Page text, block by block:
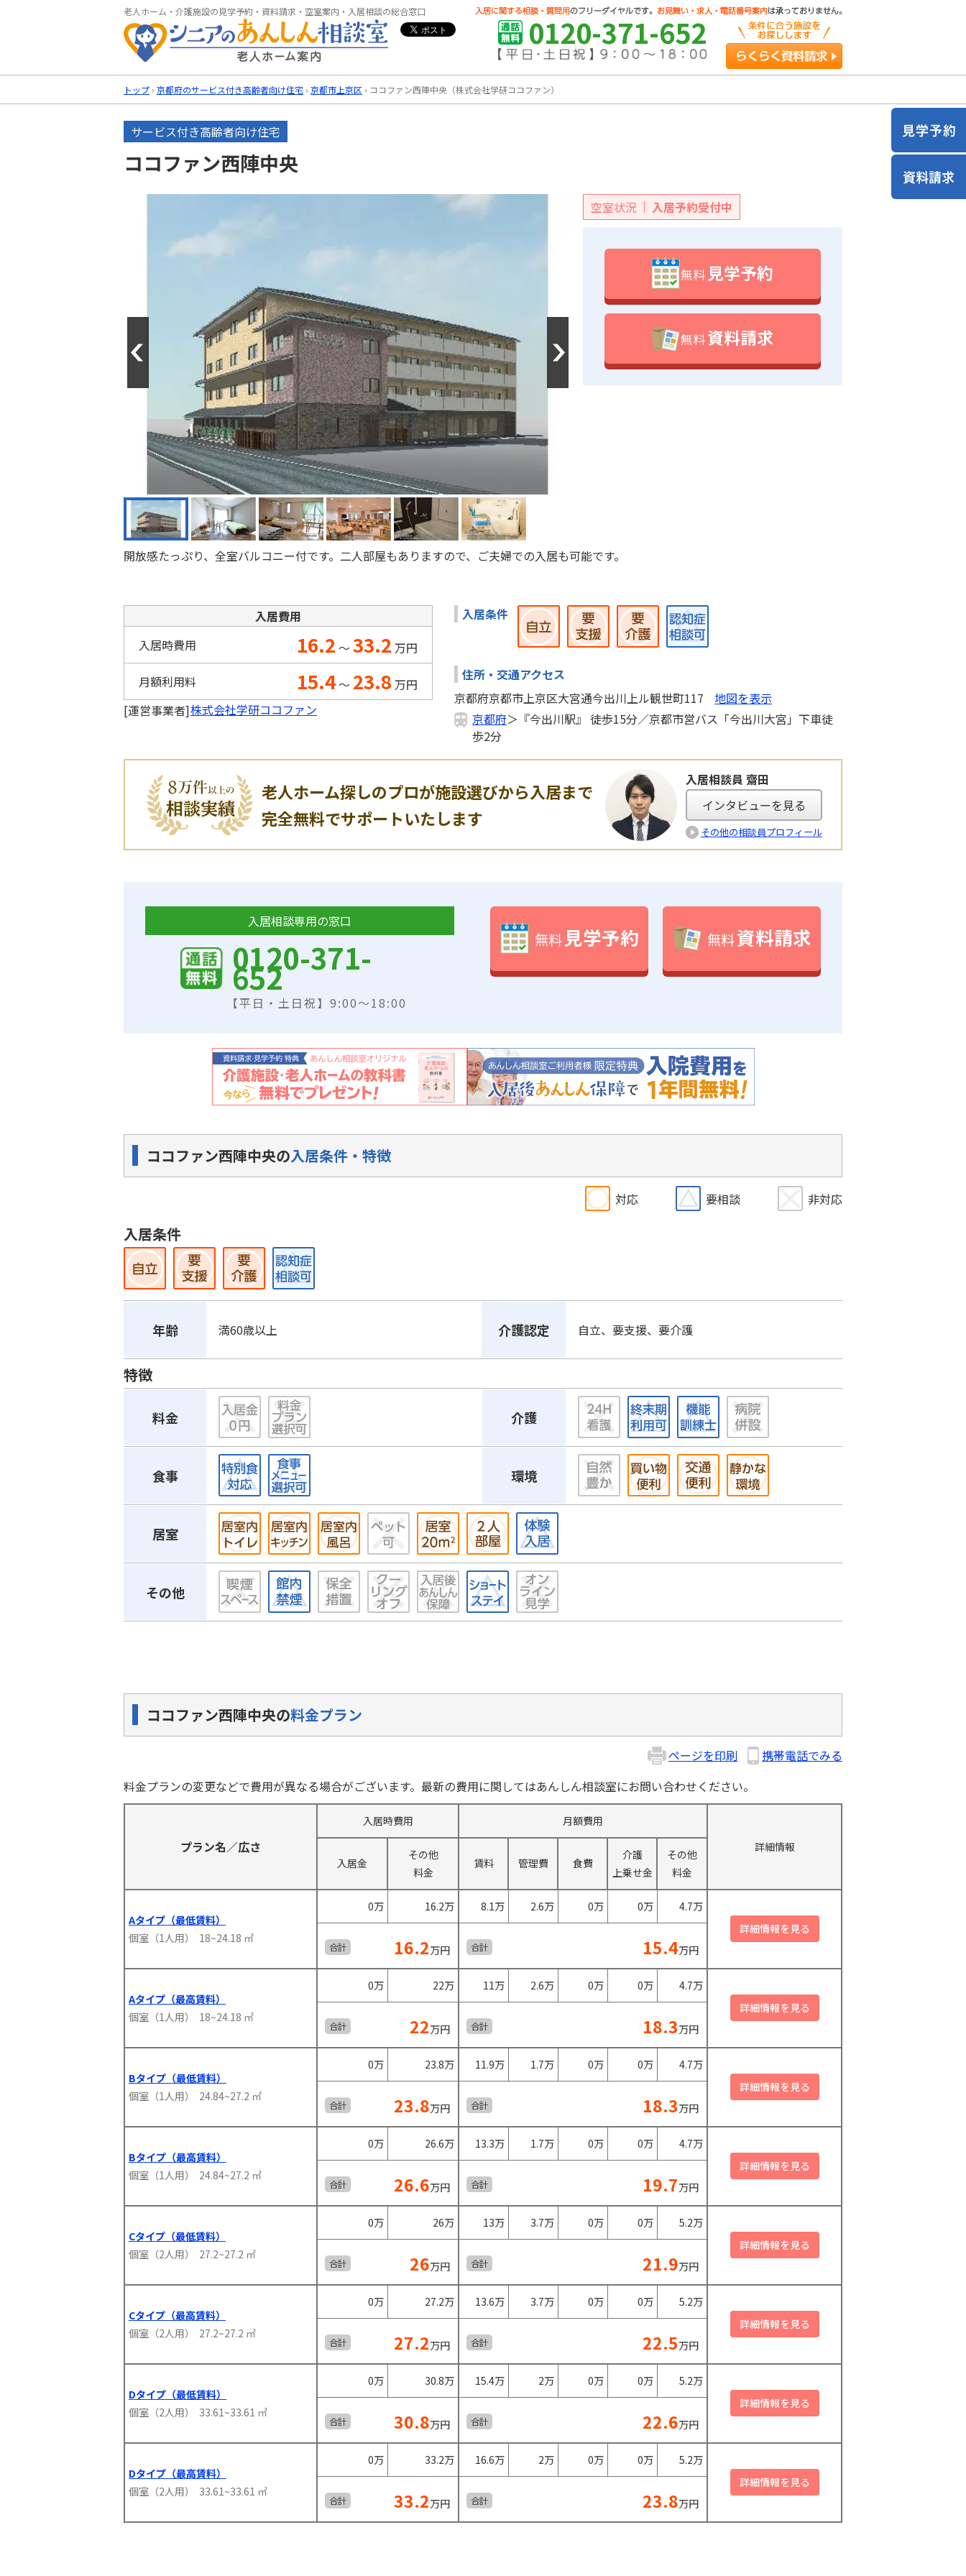
老人ホーム・介護施設の見学予約・資料請求・空室案内・入居相談の総合窓口
0120-371-652
トップ › 京都府のサービス付き高齢者向け住宅 › 京都市上京区 › ココファン西陣中央（株式会社学研ココファン）
サービス付き高齢者向け住宅
ココファン西陣中央
空室状況 入居予約受付中
無料見学予約
無料資料請求
開放感たっぷり、全室バルコニー付です。二人部屋もありますので、ご夫婦での入居も可能です。
入居費用
入居時費用
16.2 ～ 33.2 万円
月額利用料
15.4 ～ 23.8 万円
[運営事業者]株式会社学研ココファン
入居条件
住所・交通アクセス
京都府京都市上京区大宮通今出川上ル観世町117
地図を表示
京都府＞『今出川駅』 徒歩15分／京都市営バス「今出川大宮」下車徒
歩2分
老人ホーム探しのプロが施設選びから入居まで
完全無料でサポートいたします
入居相談員 齋田
インタビューを見る
その他の相談員プロフィール
入居相談専用の窓口
0120-371-
652
【平日・土日祝】9:00～18:00
無料 見学予約 無料資料請求
ココファン西陣中央の入居条件・特徴
対応 要相談 非対応
入居条件
年齢 満60歳以上 介護認定 自立、要支援、要介護
特徴
料金 介護
食事 環境
居室
その他
ココファン西陣中央の料金プラン
ページを印刷
携帯電話でみる
料金プランの変更などで費用が異なる場合がございます。最新の費用に関してはあんしん相談室にお問い合わせください。
プラン名／広さ
入居時費用
月額費用
詳細情報
入居金
その他
料金
賃料 管理費 食費
介護
上乗せ金
その他
料金
Aタイプ（最低賃料）
個室（1人用） 18~24.18 ㎡
0万 16.2万 8.1万 2.6万 0万 0万 4.7万
合計 16.2万円 合計 15.4万円
Aタイプ（最高賃料）
個室（1人用） 18~24.18 ㎡
0万 22万 11万 2.6万 0万 0万 4.7万
合計 22万円 合計 18.3万円
Bタイプ（最低賃料）
個室（1人用） 24.84~27.2 ㎡
0万 23.8万 11.9万 1.7万 0万 0万 4.7万
合計 23.8万円 合計 18.3万円
Bタイプ（最高賃料）
個室（1人用） 24.84~27.2 ㎡
0万 26.6万 13.3万 1.7万 0万 0万 4.7万
合計 26.6万円 合計 19.7万円
Cタイプ（最低賃料）
個室（2人用） 27.2~27.2 ㎡
0万 26万 13万 3.7万 0万 0万 5.2万
合計 26万円 合計 21.9万円
Cタイプ（最高賃料）
個室（2人用） 27.2~27.2 ㎡
0万 27.2万 13.6万 3.7万 0万 0万 5.2万
合計 27.2万円 合計 22.5万円
Dタイプ（最低賃料）
個室（2人用） 33.61~33.61 ㎡
0万 30.8万 15.4万 2万 0万 0万 5.2万
合計 30.8万円 合計 22.6万円
Dタイプ（最高賃料）
個室（2人用） 33.61~33.61 ㎡
0万 33.2万 16.6万 2万 0万 0万 5.2万
合計 33.2万円 合計 23.8万円